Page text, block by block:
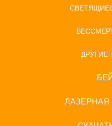
ДРУГИЕ
ЛАЗЕРНАЯ